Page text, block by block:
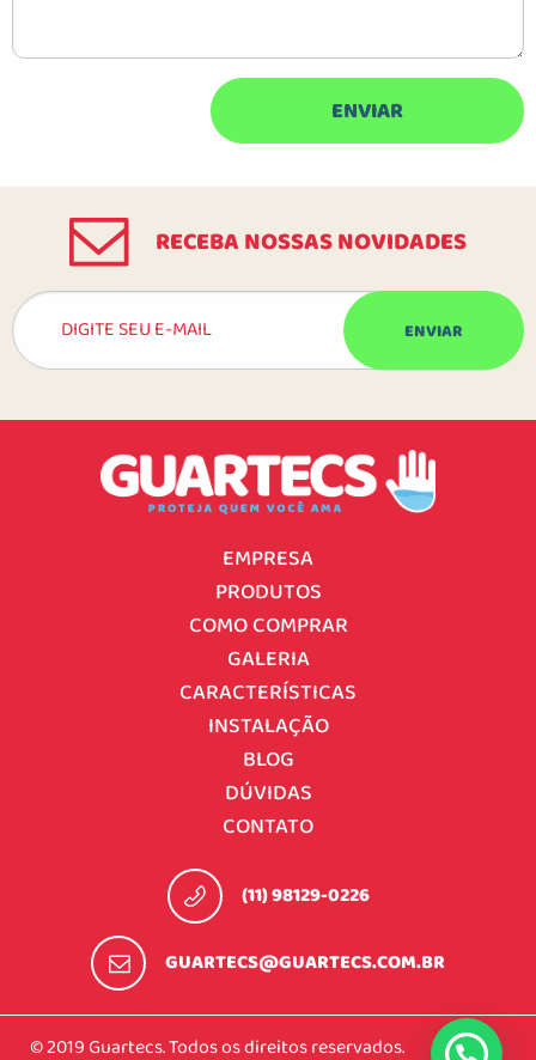
RECEBA NOSSAS NOVIDADES
EMPRESA
PRODUTOS
COMO COMPRAR
GALERIA
CARACTERÍSTICAS
INSTALAÇÃO
BLOG
DÚVIDAS
CONTATO
(11) 98129-0226
GUARTECS@GUARTECS.COM.BR
© 2019 Guartecs. Todos os direitos reservados.